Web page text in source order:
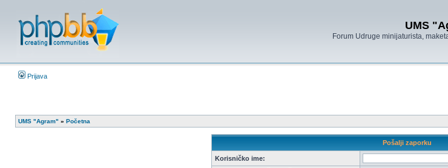
UMS
Forum Udruge minijaturista,
Prijava
UMS "Agram" » Početna
Pošalji zaporku
Korisničko ime: